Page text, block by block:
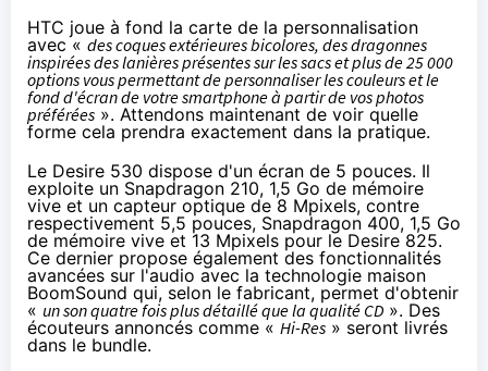
HTC joue à fond la carte de la personnalisation
avec « des coques extérieures bicolores, des dragonnes
inspirées des lanières présentes sur les sacs et plus de 25 000
options vous permettant de personnaliser les couleurs et le
fond d'écran de votre smartphone à partir de vos photos
préférées ». Attendons maintenant de voir quelle
forme cela prendra exactement dans la pratique.
Le Desire 530 dispose d'un écran de 5 pouces. Il
exploite un Snapdragon 210, 1,5 Go de mémoire
vive et un capteur optique de 8 Mpixels, contre
respectivement 5,5 pouces, Snapdragon 400, 1,5 Go
de mémoire vive et 13 Mpixels pour le Desire 825.
Ce dernier propose également des fonctionnalités
avancées sur l'audio avec la technologie maison
BoomSound qui, selon le fabricant, permet d'obtenir
« un son quatre fois plus détaillé que la qualité CD ». Des
écouteurs annoncés comme « Hi-Res » seront livrés
dans le bundle.